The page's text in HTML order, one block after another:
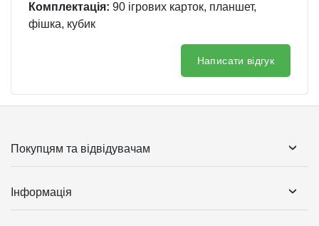
Комплектація: 90 ігрових карток, планшет,
фішка, кубик
Написати відгук
Покупцям та відвідувачам
Інформація